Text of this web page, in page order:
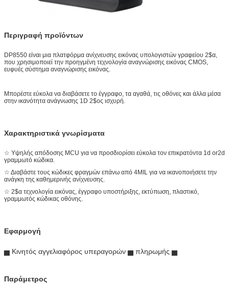
Περιγραφή προϊόντων
DP8550 είναι μια πλατφόρμα ανίχνευσης εικόνας υπολογιστών γραφείου 2$α,
που χρησιμοποιεί την προηγμένη τεχνολογία αναγνώρισης εικόνας CMOS,
ευφυές σύστημα αναγνώρισης εικόνας.
Μπορέστε εύκολα να διαβάσετε το έγγραφο, τα αγαθά, τις οθόνες και άλλα μέσα
στην ικανότητα ανάγνωσης 1D 2$ος ισχυρή.
Χαρακτηριστικά γνωρίσματα
☆ Υψηλής απόδοσης MCU για να προσδιορίσει εύκολα τον επικρατόντα 1d or2d
γραμμωτό κώδικα.
☆ Διαβάστε τους κώδικες φραγμών επάνω από 4MIL για να ικανοποιήσετε την
ανάγκη της καθημερινής ανίχνευσης.
☆ 2$α τεχνολογία εικόνας, έγγραφο υποστήριξης, εκτύπωση, πλαστικό,
γραμμωτός κώδικας οθόνης.
Εφαρμογή
▅ Κινητός αγγελιαφόρος υπεραγορών ▅ πληρωμής ▅
Παράμετρος